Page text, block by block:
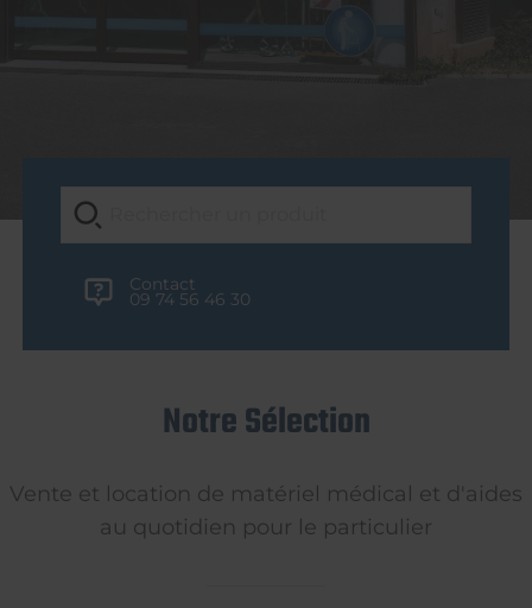
Contact
09 74 56 46 30
Notre Sélection
Vente et location de matériel médical et d'aides
au quotidien pour le particulier